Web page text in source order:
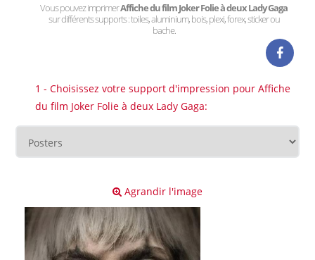
Vous pouvez imprimerAffiche du film Joker Folie à deux Lady Gaga
sur différents supports : toiles, aluminium, bois, plexi, forex, sticker ou
bache.
1 - Choisissez votre support d'impression pour Affiche
du film Joker Folie à deux Lady Gaga:
Agrandir l'image